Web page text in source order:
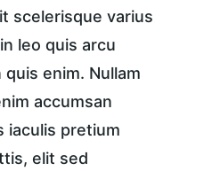
scelerisque varius
leo quis arcu
enim. Nullam
accumsan
iaculis pretium
elit sed